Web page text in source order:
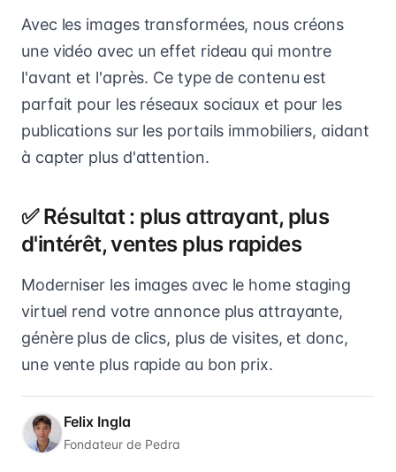
Avec les images transformées, nous créons
une vidéo avec un effet rideau qui montre
l'avant et l'après. Ce type de contenu est
parfait pour les réseaux sociaux et pour les
publications sur les portails immobiliers, aidant
à capter plus d'attention.
✅ Résultat : plus attrayant, plus
d'intérêt, ventes plus rapides
Moderniser les images avec le home staging
virtuel rend votre annonce plus attrayante,
génère plus de clics, plus de visites, et donc,
une vente plus rapide au bon prix.
Felix Ingla
Fondateur de Pedra